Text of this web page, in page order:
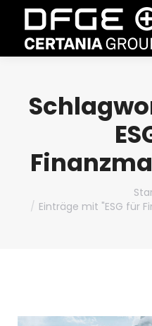
Einträge mit "ESG für